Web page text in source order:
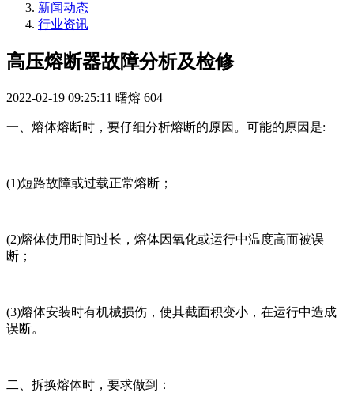
新闻动态
行业资讯
高压熔断器故障分析及检修
2022-02-19 09:25:11 曙熔 604
一、熔体熔断时，要仔细分析熔断的原因。可能的原因是:
(1)短路故障或过载正常熔断；
(2)熔体使用时间过长，熔体因氧化或运行中温度高而被误
断；
(3)熔体安装时有机械损伤，使其截面积变小，在运行中造成
误断。
二、拆换熔体时，要求做到：